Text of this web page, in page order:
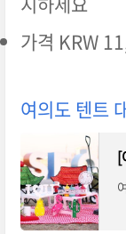
가격 KRW
여의도 텐트